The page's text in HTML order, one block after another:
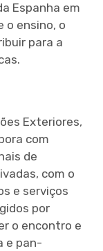
Espanha em
o ensino, o
para a
Exteriores,
com
de
com o
e serviços
por
o encontro e
e pan-